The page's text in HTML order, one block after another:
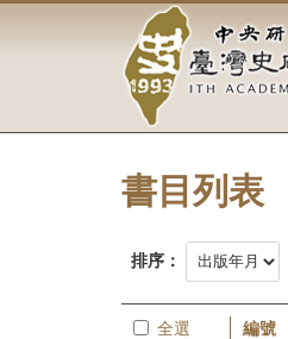
容
中
央
研
究
院-
臺
灣
書目列表
排序：
全選 編號